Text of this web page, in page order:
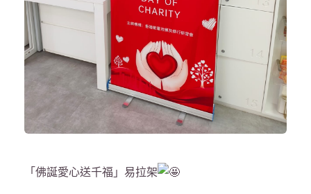
「佛誕愛心送千福」易拉架